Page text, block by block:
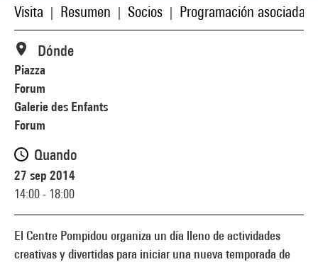
Visita Resumen Socios Programación asociada
El Centre Pompidou organiza un día lleno de actividades
creativas y divertidas para iniciar una nueva temporada de
Dónde
Piazza
Forum
Galerie des Enfants
Forum
Quando
27 sep 2014
14:00 - 18:00